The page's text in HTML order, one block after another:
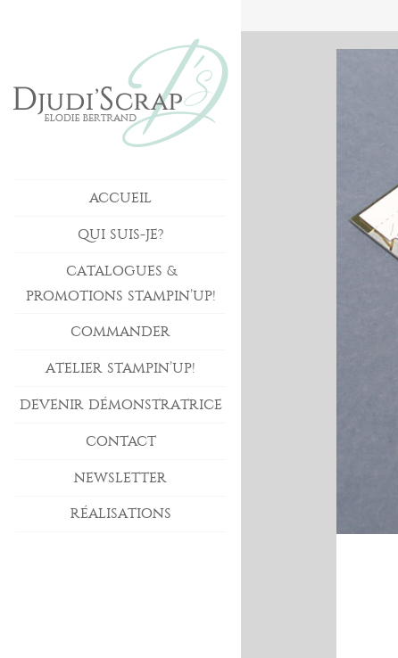
ACCUEIL
QUI SUIS-JE?
CATALOGUES &
PROMOTIONS STAMPIN’UP!
COMMANDER
ATELIER STAMPIN’UP!
DEVENIR DÉMONSTRATRICE
CONTACT
NEWSLETTER
RÉALISATIONS